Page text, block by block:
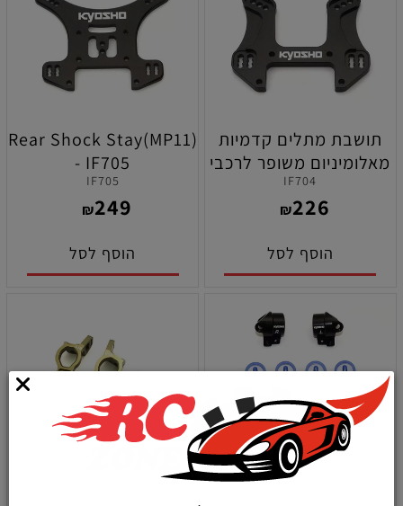
תושבת מתלים קדמיות
מאלומיניום משופר לרכבי
קיושו MP11IF704
₪226
הוסף לסל
Rear Shock Stay(MP11)
- IF705
IF705
₪249
הוסף לסל
סט נאקלים קדמים
סט הבים קדמים